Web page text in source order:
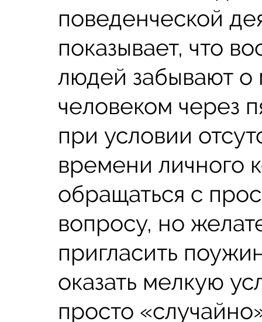
поведенческой
показывает, что
людей забывают о
человеком через
при условии
времени личного
обращаться с
вопросу, но
пригласить
оказать мелкую
просто